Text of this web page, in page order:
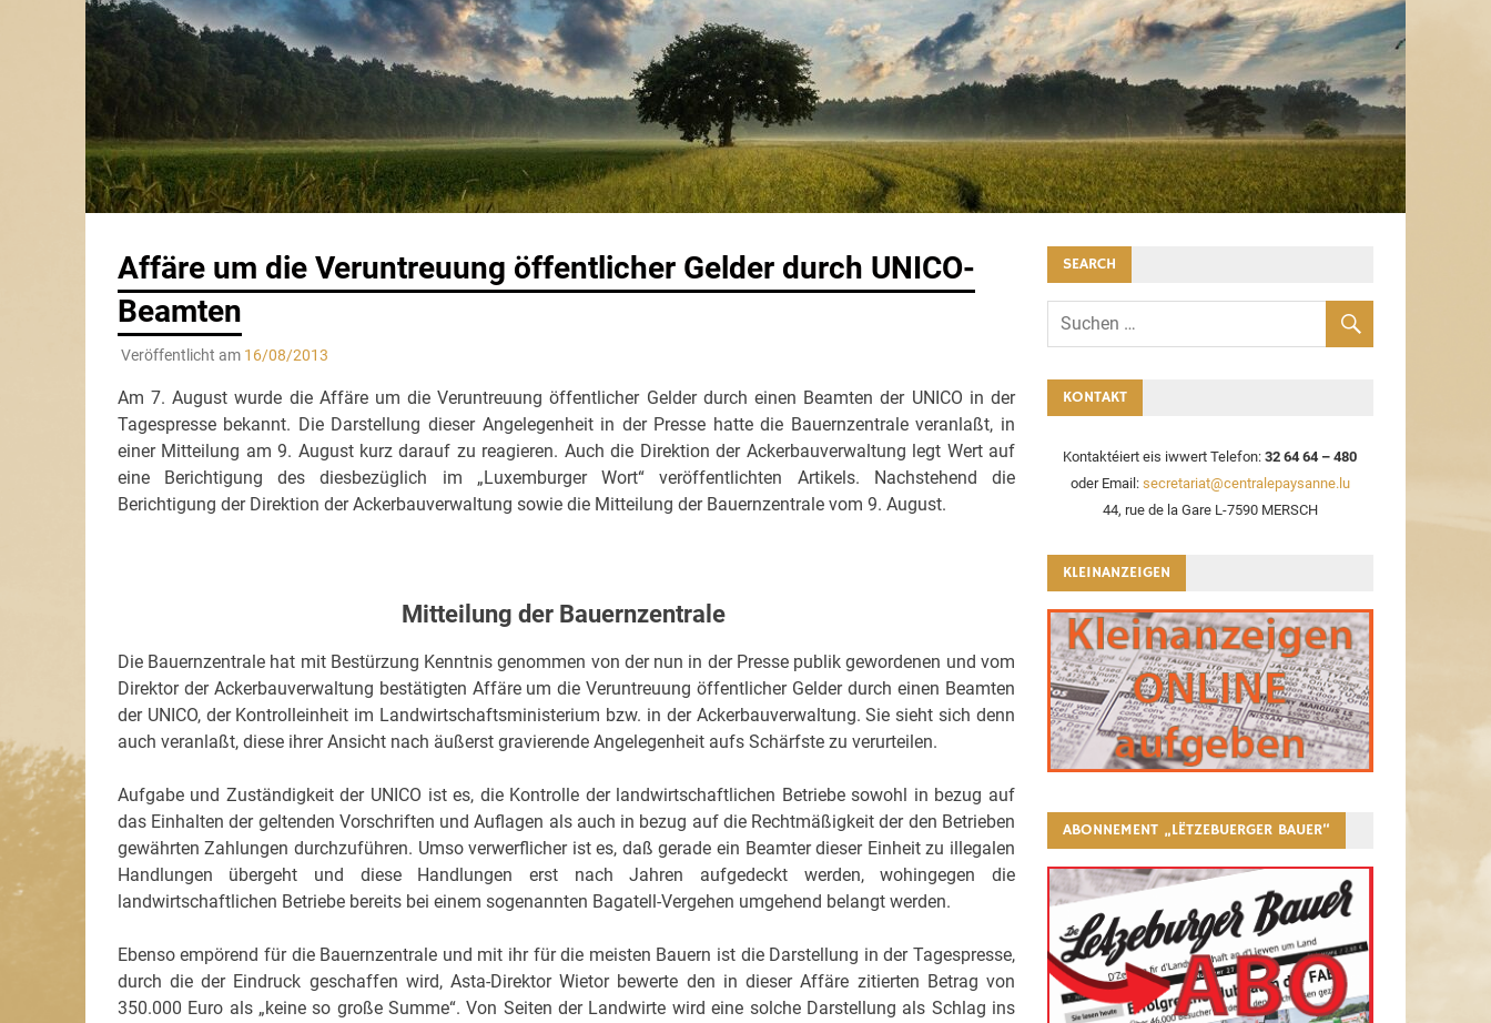
Affäre um die Veruntreuung öffentlicher Gelder durch UNICO-
Beamten
Veröffentlicht am 16/08/2013
Am 7. August wurde die Affäre um die Veruntreuung öffentlicher Gelder durch einen Beamten der UNICO in der
Tagespresse bekannt. Die Darstellung dieser Angelegenheit in der Presse hatte die Bauernzentrale veranlaßt, in
einer Mitteilung am 9. August kurz darauf zu reagieren. Auch die Direktion der Ackerbauverwaltung legt Wert auf
eine Berichtigung des diesbezüglich im „Luxemburger Wort“ veröffentlichten Artikels. Nachstehend die
Berichtigung der Direktion der Ackerbauverwaltung sowie die Mitteilung der Bauernzentrale vom 9. August.
Mitteilung der Bauernzentrale
Die Bauernzentrale hat mit Bestürzung Kenntnis genommen von der nun in der Presse publik gewordenen und vom
Direktor der Ackerbauverwaltung bestätigten Affäre um die Veruntreuung öffentlicher Gelder durch einen Beamten
der UNICO, der Kontrolleinheit im Landwirtschaftsministerium bzw. in der Ackerbauverwaltung. Sie sieht sich denn
auch veranlaßt, diese ihrer Ansicht nach äußerst gravierende Angelegenheit aufs Schärfste zu verurteilen.
Aufgabe und Zuständigkeit der UNICO ist es, die Kontrolle der landwirtschaftlichen Betriebe sowohl in bezug auf
das Einhalten der geltenden Vorschriften und Auflagen als auch in bezug auf die Rechtmäßigkeit der den Betrieben
gewährten Zahlungen durchzuführen. Umso verwerflicher ist es, daß gerade ein Beamter dieser Einheit zu illegalen
Handlungen übergeht und diese Handlungen erst nach Jahren aufgedeckt werden, wohingegen die
landwirtschaftlichen Betriebe bereits bei einem sogenannten Bagatell-Vergehen umgehend belangt werden.
Ebenso empörend für die Bauernzentrale und mit ihr für die meisten Bauern ist die Darstellung in der Tagespresse,
durch die der Eindruck geschaffen wird, Asta-Direktor Wietor bewerte den in dieser Affäre zitierten Betrag von
350.000 Euro als „keine so große Summe“. Von Seiten der Landwirte wird eine solche Darstellung als Schlag ins
SEARCH
KONTAKT
Kontaktéiert eis iwwert Telefon:32 64 64 – 480
oder Email: secretariat@centralepaysanne.lu
44, rue de la Gare L-7590 MERSCH
KLEINANZEIGEN
ABONNEMENT „LËTZEBUERGER BAUER“